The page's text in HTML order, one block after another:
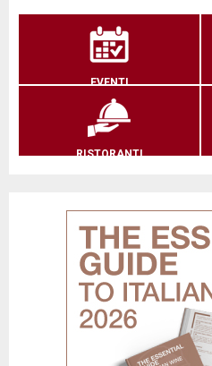
EVENTI
RISTORANTI